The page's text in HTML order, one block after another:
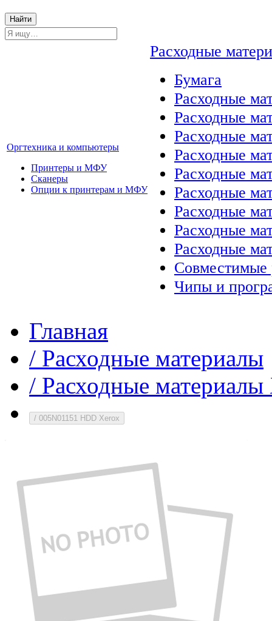
Найти
Оргтехника и компьютеры
Принтеры и МФУ
Сканеры
Опции к принтерам и МФУ
Расходные
Бумага
Расходные
Расходные
Расходные
Расходные
Расходные
Расходные
Расходные
Расходные
Расходные
Совместимые
Чипы и
Главная
/ Расходные материалы
/ Расходные
/ 005N01151 HDD Xerox